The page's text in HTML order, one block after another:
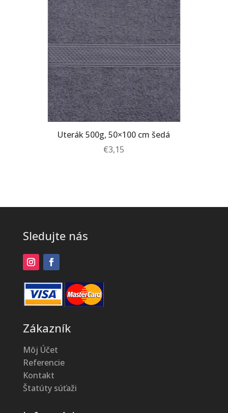
Uterák 500g, 50×100 cm šedá
€3,15
Sledujte nás
Zákazník
Môj Účet
Referencie
Kontakt
Štatúty súťaži